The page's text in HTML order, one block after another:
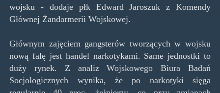
wojsku - dodaje płk Edward Jaroszuk z Komendy
Głównej Żandarmerii Wojskowej.
Głównym zajęciem gangsterów tworzących w wojsku
nową falę jest handel narkotykami. Same jednostki to
duży rynek. Z analiz Wojskowego Biura Badań
Socjologicznych wynika, że po narkotyki sięga